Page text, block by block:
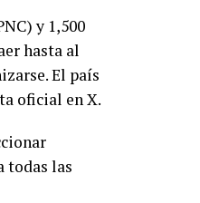
y 1,500
hasta al
El país
oficial en X.
todas las